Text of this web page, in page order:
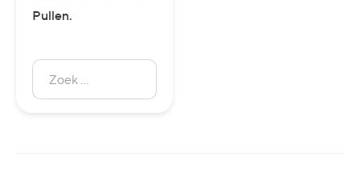
Pullen.
naar: